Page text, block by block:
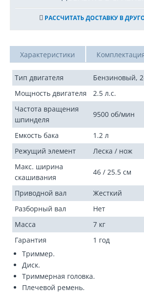
РАССЧИТАТЬ ДОСТАВКУ В
Характеристики
Тип двигателя
Бензиновый,
Мощность двигателя
2.5 л.с.
Частота вращения
шпинделя
9500 об/мин
Емкость бака
1.2 л
Режущий элемент
Леска / нож
Макс. ширина
скашивания
46 / 25.5 см
Приводной вал
Жесткий
Разборный вал
Нет
Масса
7 кг
Гарантия
1 год
Триммер.
Диск.
Триммерная головка.
Плечевой ремень.